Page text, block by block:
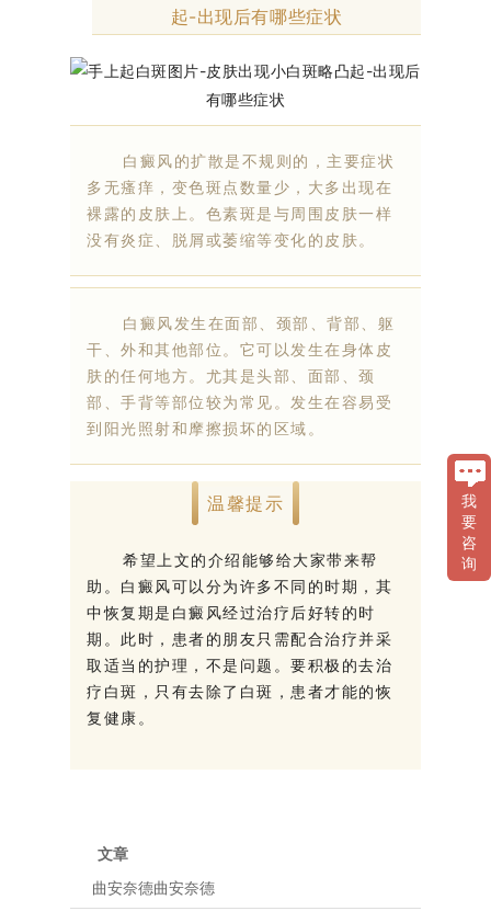
起-出现后有哪些症状
白癜风的扩散是不规则的，主要症状
多无瘙痒，变色斑点数量少，大多出现在
裸露的皮肤上。色素斑是与周围皮肤一样
没有炎症、脱屑或萎缩等变化的皮肤。
白癜风发生在面部、颈部、背部、躯
干、外和其他部位。它可以发生在身体皮
肤的任何地方。尤其是头部、面部、颈
部、手背等部位较为常见。发生在容易受
到阳光照射和摩擦损坏的区域。
温馨提示
希望上文的介绍能够给大家带来帮
助。白癜风可以分为许多不同的时期，其
中恢复期是白癜风经过治疗后好转的时
期。此时，患者的朋友只需配合治疗并采
取适当的护理，不是问题。要积极的去治
疗白斑，只有去除了白斑，患者才能的恢
复健康。
文章
曲安奈德曲安奈德
我
要
咨
询